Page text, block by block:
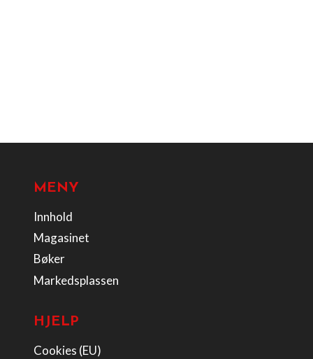
MENY
Innhold
Magasinet
Bøker
Markedsplassen
HJELP
Cookies (EU)